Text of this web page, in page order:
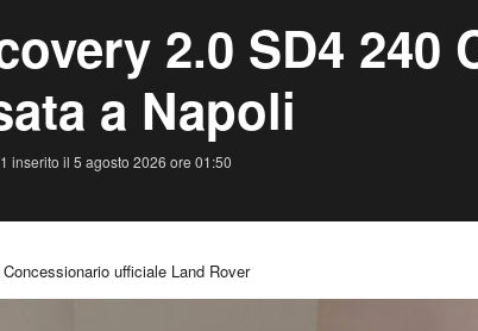
2.0 SD4 240
a Napoli
inserito il 5 agosto 2026 ore 01:50
Concessionario ufficiale Land Rover